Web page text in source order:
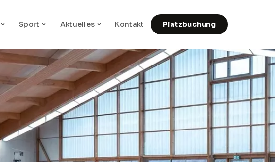
Sport Aktuelles Kontakt Platzbuchung